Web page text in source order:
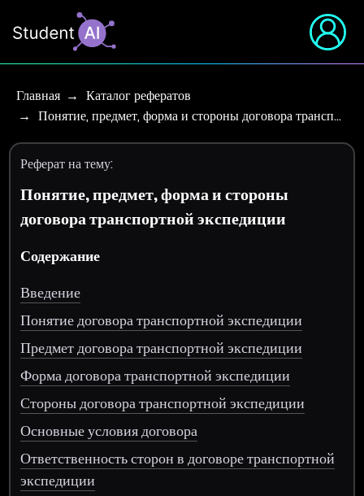
Главная
Каталог рефератов
Понятие, предмет, форма и стороны договора трансп…
Реферат на тему:
Понятие, предмет, форма и стороны
договора транспортной экспедиции
Содержание
Введение
Понятие договора транспортной экспедиции
Предмет договора транспортной экспедиции
Форма договора транспортной экспедиции
Стороны договора транспортной экспедиции
Основные условия договора
Ответственность сторон в договоре транспортной
экспедиции